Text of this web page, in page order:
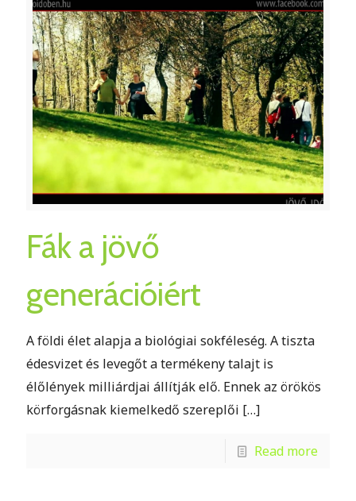
Fák a jövő
generációiért
A földi élet alapja a biológiai sokféleség. A tiszta
édesvizet és levegőt a termékeny talajt is
élőlények milliárdjai állítják elő. Ennek az örökös
körforgásnak kiemelkedő szereplői […]
Read more